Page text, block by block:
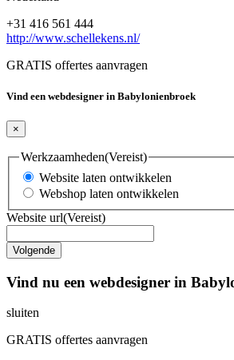
+31 416 561 444
http://www.schellekens.nl/
GRATIS offertes aanvragen
Vind een webdesigner in Babylonienbroek
×
Werkzaamheden(Vereist)
Website laten ontwikkelen
Webshop laten ontwikkelen
Website url(Vereist)
Vind nu een webdesigner in
sluiten
GRATIS offertes aanvragen